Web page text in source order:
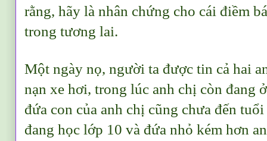
rằng, hãy là nhân chứng cho cái điềm
trong tương lai.
Một ngày nọ, người ta được tin cả hai
nạn xe hơi, trong lúc anh chị còn đang
đứa con của anh chị cũng chưa đến
đang học lớp 10 và đứa nhỏ kém hơn